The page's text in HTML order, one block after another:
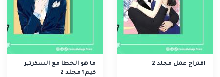
اقتراح عمل مجلد 2
ما هو الخطأ مع السكرتير
كيم؟ مجلد 2